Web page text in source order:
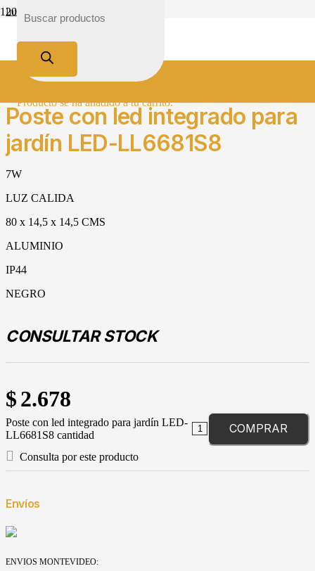
Productose ha añadido a tu carrito.
Inicio
Tienda
Clásico
Poste con led integrado para jardín LED-LL6681S8
Poste con led integrado para
jardín LED-LL6681S8
7W
LUZ CALIDA
80 x 14,5 x 14,5 CMS
ALUMINIO
IP44
NEGRO
CONSULTAR STOCK
$2.678
Poste con led integrado para jardín LED-
LL6681S8 cantidad
COMPRAR
Consulta por este producto
Envíos
ENVIOS MONTEVIDEO: